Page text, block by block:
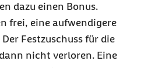
dazu einen Bonus.
frei, eine aufwendigere
Festzuschuss für die
nicht verloren. Eine